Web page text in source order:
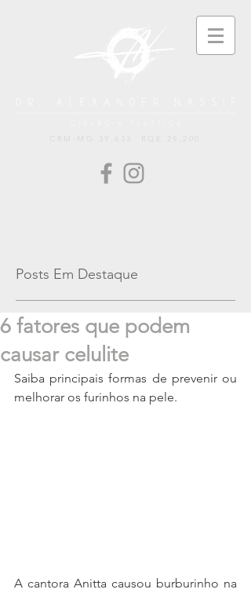
CRM-MG 39.633 RQE 25.200
Posts Em Destaque
6 fatores que podem
causar celulite
Saiba principais formas de prevenir ou
melhorar os furinhos na pele.
A cantora Anitta causou burburinho na